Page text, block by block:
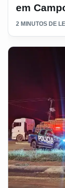
em
2 MINUTOS DE